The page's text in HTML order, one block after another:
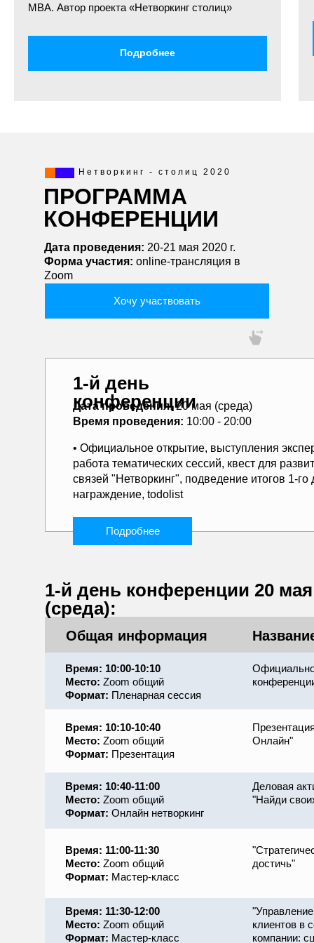
и бизнес нетворкинга. Партнер
проекта "Нетворкинг столиц"
Алексей Кекулов
Интеллекту, IT-
предприниматель,
Эксперт по управлению
человеческими ресурсами с
2005 г.
Елена Шило
управляющий
Подробнее
Подробнее
Генеральный директор и
Подробнее
Ментор,
MBA. Автор проекта «Нетворкинг столиц»
Подробнее
ПРОГРАММА
КОНФЕРЕНЦИИ
Нетворкинг - столиц 2020
Дата проведения: 20-21 мая 2020 г.
Форма участия: online-трансляция в
Zoom
Хочу участвовать
• Официальное открытие, выступления
работа тематических сессий, квест для
связей "Нетворкинг", подведение итогов 1-го
награждение, todolist
1-й день
конференции
Дата проведения:20 мая (среда)
Время проведения: 10:00 - 20:00
Подробнее
1-й день конференции 20 мая
(среда):
Время: 10:00-10:10
Место: Zoom общий
Формат: Пленарная сессия
Время: 10:10-10:40
Место: Zoom общий
Формат: Презентация
Онлайн"
Время: 10:40-11:00
Место: Zoom общий
Формат: Онлайн нетворкинг
Деловая
"Найди
Время: 11:00-11:30
Место: Zoom общий
Формат: Мастер-класс
достичь"
Общая информация
Время: 11:30-12:00
Место: Zoom общий
Формат: Мастер-класс
клиентов в
компании: